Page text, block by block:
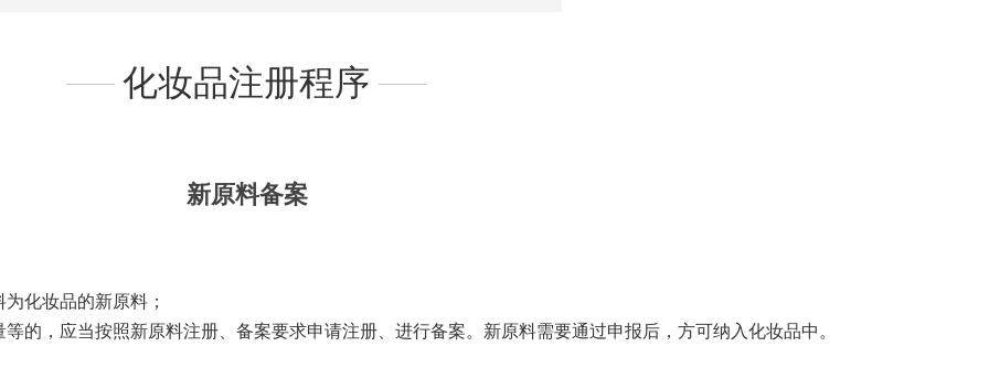
化妆品注册程序
新原料备案
化妆品的新原料；
的，应当按照新原料注册、备案要求申请注册、进行备案。新原料需要通过申报后，方可纳入化妆品中。